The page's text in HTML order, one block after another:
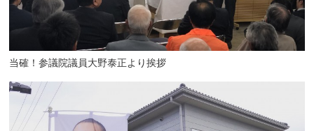
当確！参議院議員大野泰正より挨拶